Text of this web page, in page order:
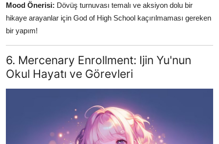
Mood Önerisi: Dövüş turnuvası temalı ve aksiyon dolu bir
hikaye arayanlar için God of High School kaçırılmaması gereken
bir yapım!
6. Mercenary Enrollment: Ijin Yu'nun
Okul Hayatı ve Görevleri